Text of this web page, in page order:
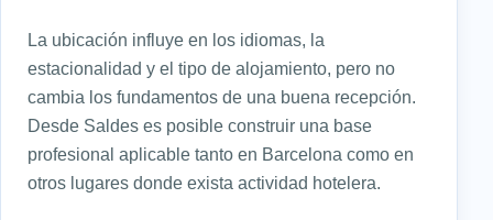
La ubicación influye en los idiomas, la
estacionalidad y el tipo de alojamiento, pero no
cambia los fundamentos de una buena recepción.
Desde Saldes es posible construir una base
profesional aplicable tanto en Barcelona como en
otros lugares donde exista actividad hotelera.